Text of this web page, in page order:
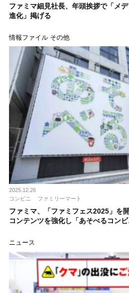
ファミマ細見社長、年頭挨拶で「メ
進化」掲げる
情報ファイル その他
2025.12.26
コンビニ
ファミリーマート
ファミマ、「ファミフェス2025」
コンテンツを強化し「あそべるコン
ニュース